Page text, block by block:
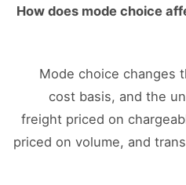
How does mode choice
Mode choice changes
cost basis, and the
freight priced on
priced on volume, and